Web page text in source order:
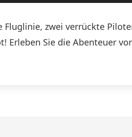
Fluglinie, zwei verrückte
Erleben Sie die Abenteuer